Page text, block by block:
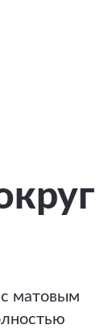
матовым